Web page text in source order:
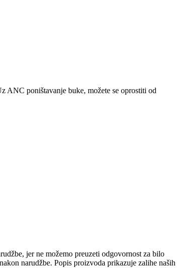
ANC poništavanje buke, možete se oprostiti od
jer ne možemo preuzeti odgovornost za bilo
narudžbe. Popis proizvoda prikazuje zalihe naših